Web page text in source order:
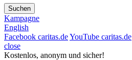
Suchen
Kampagne
English
Facebook caritas.deYouTube caritas.de
close
Kostenlos, anonym und sicher!